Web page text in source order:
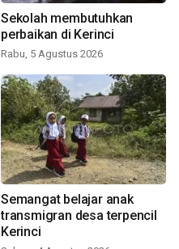
Sekolah membutuhkan
perbaikan di Kerinci
Rabu, 5 Agustus 2026
Semangat belajar anak
transmigran desa terpencil
Kerinci